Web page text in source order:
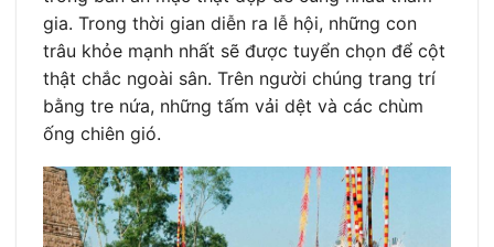
gia. Trong thời gian diễn ra lễ hội, những con
trâu khỏe mạnh nhất sẽ được tuyển chọn để cột
thật chắc ngoài sân. Trên người chúng trang trí
bằng tre nứa, những tấm vải dệt và các chùm
ống chiên gió.